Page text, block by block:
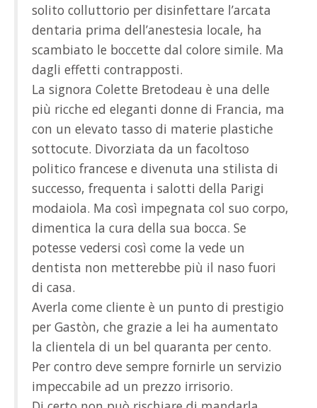
solito colluttorio per disinfettare l’arcata
dentaria prima dell’anestesia locale, ha
scambiato le boccette dal colore simile. Ma
dagli effetti contrapposti.
La signora Colette Bretodeau è una delle
più ricche ed eleganti donne di Francia, ma
con un elevato tasso di materie plastiche
sottocute. Divorziata da un facoltoso
politico francese e divenuta una stilista di
successo, frequenta i salotti della Parigi
modaiola. Ma così impegnata col suo corpo,
dimentica la cura della sua bocca. Se
potesse vedersi così come la vede un
dentista non metterebbe più il naso fuori
di casa.
Averla come cliente è un punto di prestigio
per Gastòn, che grazie a lei ha aumentato
la clientela di un bel quaranta per cento.
Per contro deve sempre fornirle un servizio
impeccabile ad un prezzo irrisorio.